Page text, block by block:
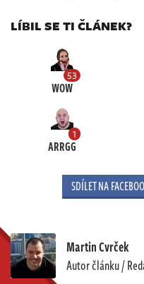
LÍBIL SE TI ČLÁNEK?
53
WOW
1
ARRGG
SDÍLET NA
Martin Cvrček
Autor článku /